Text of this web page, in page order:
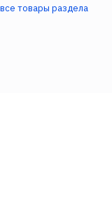
товары раздела